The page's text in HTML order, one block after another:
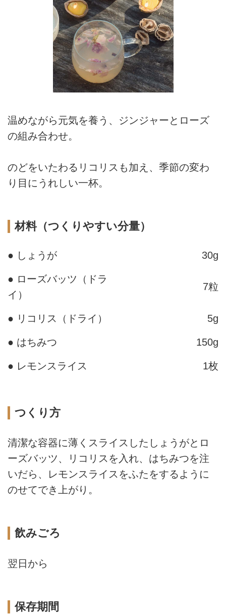
温めながら元気を養う、ジンジャーとローズ
の組み合わせ。
のどをいたわるリコリスも加え、季節の変わ
り目にうれしい一杯。
材料（つくりやすい分量）
● しょうが 30g
● ローズバッツ（ドラ
イ）
7粒
● リコリス（ドライ） 5g
● はちみつ 150g
● レモンスライス 1枚
つくり方
清潔な容器に薄くスライスしたしょうがとロ
ーズバッツ、リコリスを入れ、はちみつを注
いだら、レモンスライスをふたをするように
のせてでき上がり。
飲みごろ
翌日から
保存期間